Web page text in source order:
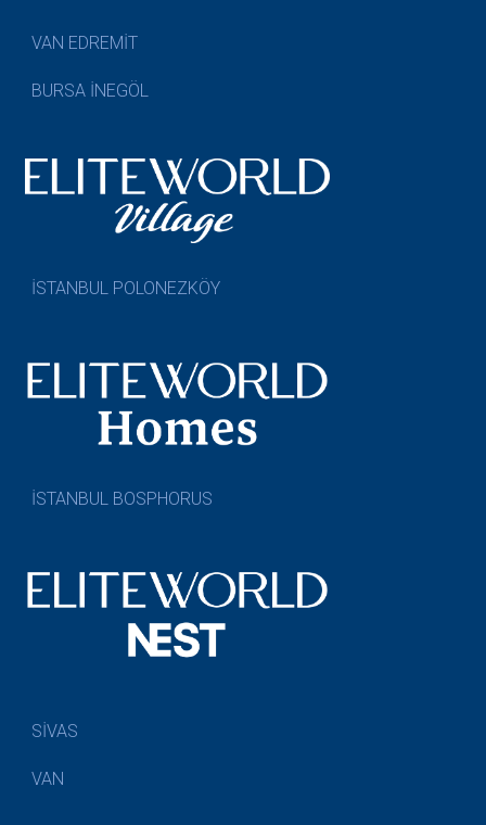
VAN EDREMİT
BURSA İNEGÖL
İSTANBUL POLONEZKÖY
İSTANBUL BOSPHORUS
SİVAS
VAN